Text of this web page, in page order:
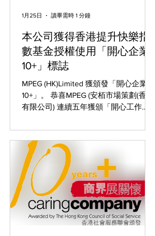
本公司獲得香港提升快樂指
數基金授權使用「開心企業
10+」標誌
MPEG (HK)Limited 獲頒發「開心企業
10+」。 恭喜MPEG (安栢市場策劃(香港)
有限公司) 連續五年獲頒「開心工作
並獲得香港提升快樂指數基金授權使用
「開心企業10+」標誌。 MPEG 一向視
員工為重要資產，深信輕鬆愉快的工作
環境能令員工開心，又能增加他們的工
作效率及對公司的歸屬感。 「開心工作
間」推廣計劃由香港提升快樂指數基金
主辦，並由香港生產力促進局執行，宗
旨在於提升香港企業及機構對「開心工
作間」的認同感，促進各界攜手建設愉
1月25日 讀畢需時 1 分鐘